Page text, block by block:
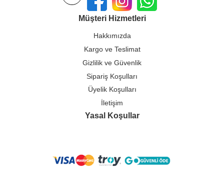
Müşteri Hizmetleri
Hakkımızda
Kargo ve Teslimat
Gizlilik ve Güvenlik
Sipariş Koşulları
Üyelik Koşulları
İletişim
Yasal Koşullar